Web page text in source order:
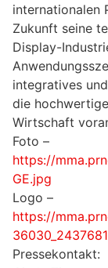
internationalen
Zukunft seine
Display-
integratives
die
Wirtschaft
Foto –
https://
GE.jpg
Logo –
https://
Pressekontakt: